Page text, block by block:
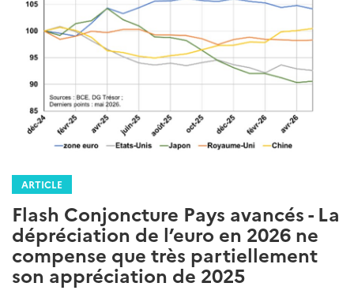
ARTICLE
Flash Conjoncture Pays avancés - La
dépréciation de l’euro en 2026 ne
compense que très partiellement
son appréciation de 2025